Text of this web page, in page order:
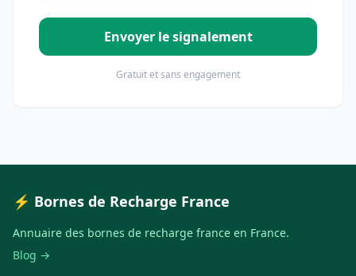
Envoyer le signalement
Gratuit et sans engagement
⚡ Bornes de Recharge France
Annuaire des bornes de recharge france en France.
Blog →